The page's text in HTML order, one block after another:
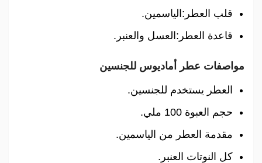
قلب العطر:الياسمين.
قاعدة العطر:العسل والعنبر.
مواصفات عطر أماديوس للجنسين
العطر يستخدم للجنسين.
حجم العبوة 100 ملي.
مقدمة العطر من الياسمين.
كل النوتات العنبر.